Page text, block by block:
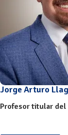
Jorge Arturo
Profesor titular del